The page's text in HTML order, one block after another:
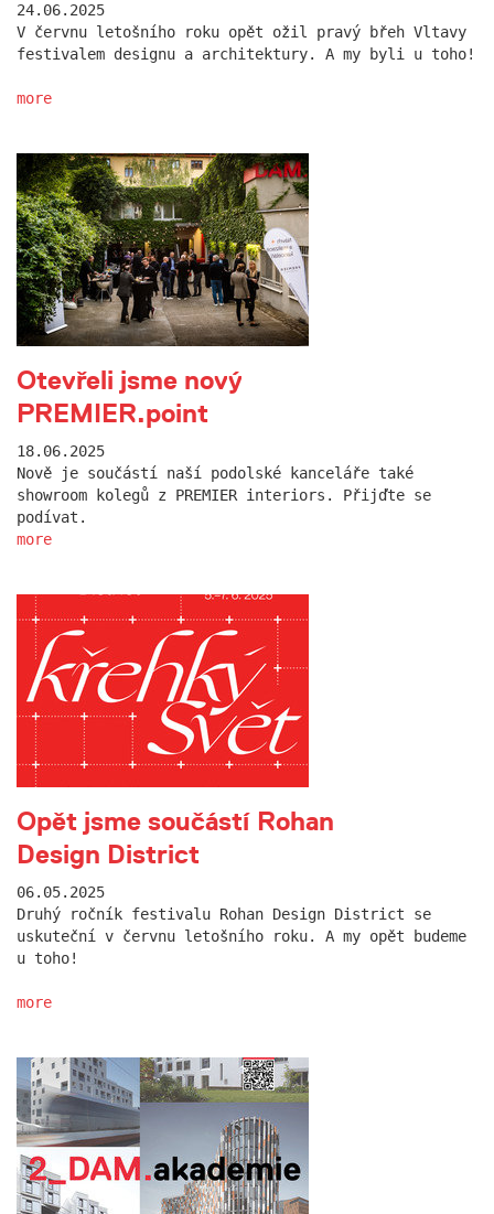
24.06.2025
V červnu letošního roku opět ožil pravý břeh Vltavy
festivalem designu a architektury. A my byli u toho!
more
Otevřeli jsme nový
PREMIER.point
18.06.2025
Nově je součástí naší podolské kanceláře také
showroom kolegů z PREMIER interiors. Přijďte se
podívat.
more
Opět jsme součástí Rohan
Design District
06.05.2025
Druhý ročník festivalu Rohan Design District se
uskuteční v červnu letošního roku. A my opět budeme
u toho!
more